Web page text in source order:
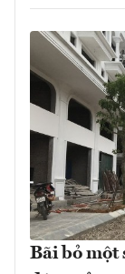
Bãi bỏ một